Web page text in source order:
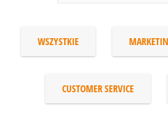
WSZYSTKIE
CUSTOMER SERVICE